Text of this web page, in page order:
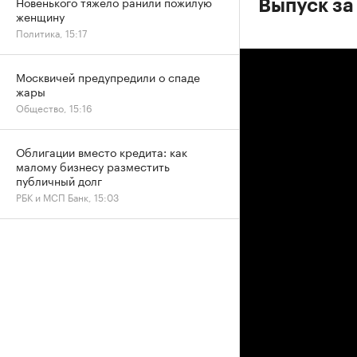
Выпуск
женщину
Политика, 15:17
Москвичей предупредили о спаде
жары
Общество, 15:16
Облигации вместо кредита: как
малому бизнесу разместить
публичный долг
РБК и МСП Банк, 15:03